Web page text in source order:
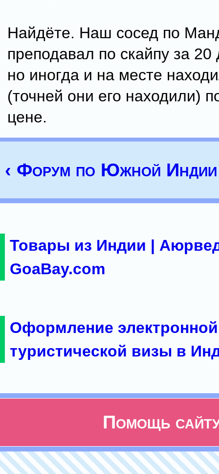
Найдёте. Наш сосед по
преподавал по скайпу за 20
но иногда и на месте
(точней они его находили)
цене.
‹ Форум по Южной
Товары из Индии |
GoaBay.com
Оформление электронной
туристической визы в
Помощь